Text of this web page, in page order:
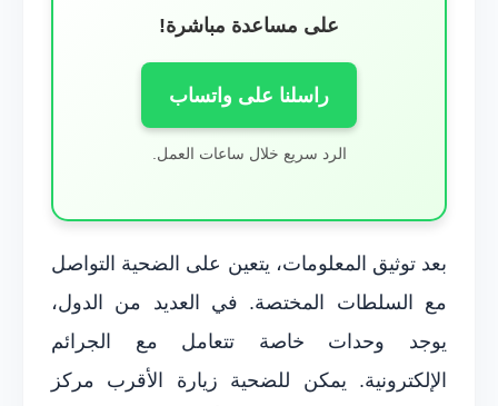
على مساعدة مباشرة!
راسلنا على واتساب
الرد سريع خلال ساعات العمل.
بعد توثيق المعلومات، يتعين على الضحية التواصل
مع السلطات المختصة. في العديد من الدول،
يوجد وحدات خاصة تتعامل مع الجرائم
الإلكترونية. يمكن للضحية زيارة الأقرب مركز